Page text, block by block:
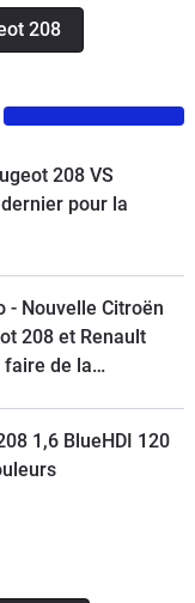
208
208 VS
pour la
- Nouvelle Citroën
208 et Renault
faire de la
1,6 BlueHDI 120